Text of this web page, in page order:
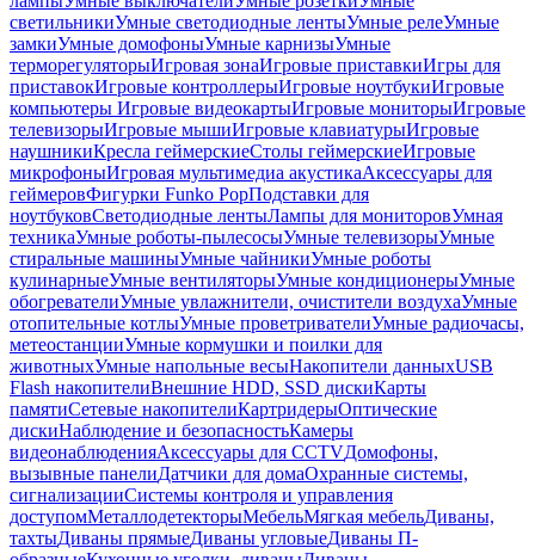
светильникиУмные светодиодные лентыУмные релеУмные
замкиУмные домофоныУмные карнизыУмные
терморегуляторыИгровая зонаИгровые приставкиИгры для
приставокИгровые контроллерыИгровые ноутбукиИгровые
компьютеры Игровые видеокартыИгровые мониторыИгровые
телевизорыИгровые мышиИгровые клавиатурыИгровые
наушникиКресла геймерскиеСтолы геймерскиеИгровые
микрофоныИгровая мультимедиа акустикаАксессуары для
геймеровФигурки Funko PopПодставки для
ноутбуковСветодиодные лентыЛампы для мониторовУмная
техникаУмные роботы-пылесосыУмные телевизорыУмные
стиральные машиныУмные чайникиУмные роботы
кулинарныеУмные вентиляторыУмные кондиционерыУмные
обогревателиУмные увлажнители, очистители воздухаУмные
отопительные котлыУмные проветривателиУмные радиочасы,
метеостанцииУмные кормушки и поилки для
животныхУмные напольные весыНакопители данныхUSB
Flash накопителиВнешние HDD, SSD дискиКарты
памятиСетевые накопителиКартридерыОптические
дискиНаблюдение и безопасностьКамеры
видеонаблюденияАксессуары для CCTVДомофоны,
вызывные панелиДатчики для домаОхранные системы,
сигнализацииСистемы контроля и управления
доступомМеталлодетекторыМебельМягкая мебельДиваны,
тахтыДиваны прямыеДиваны угловыеДиваны П-